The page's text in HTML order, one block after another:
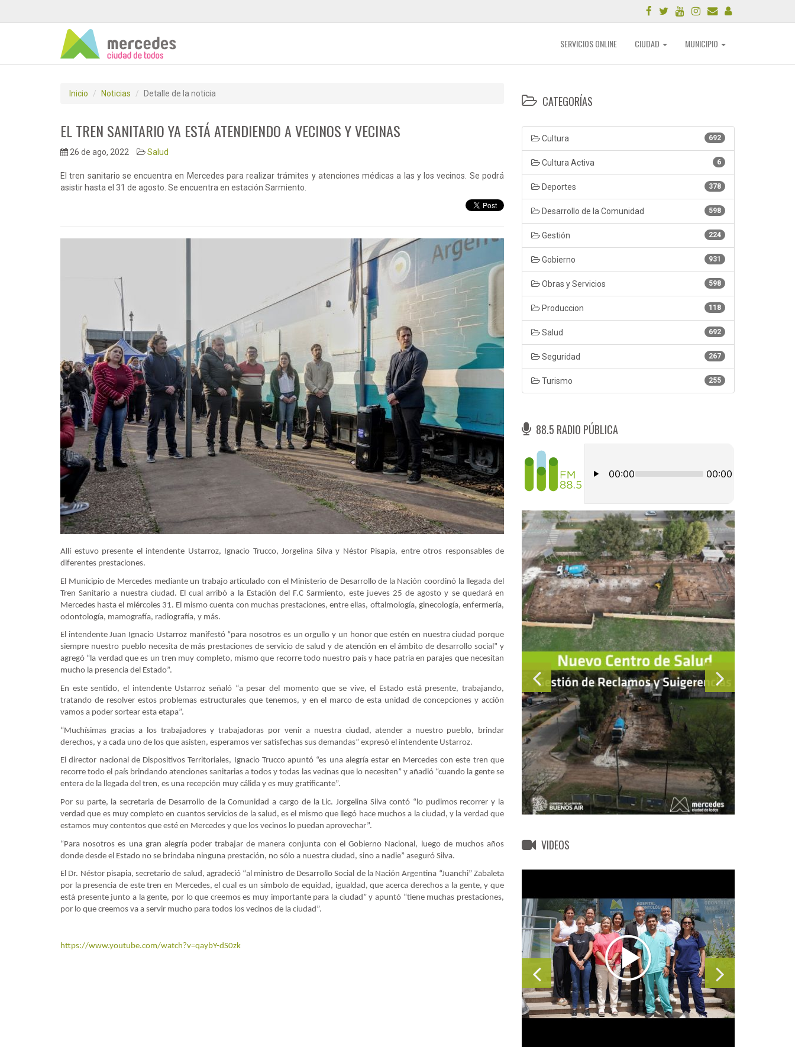
SERVICIOS ONLINE CIUDAD MUNICIPIO
Inicio Noticias Detalle de la noticia
EL TREN SANITARIO YA ESTÁ ATENDIENDO A VECINOS Y VECINAS
26 de ago, 2022 Salud
El tren sanitario se encuentra en Mercedes para realizar trámites y atenciones médicas a las y los vecinos. Se podrá
asistir hasta el 31 de agosto. Se encuentra en estación Sarmiento.
Allí estuvo presente el intendente Ustarroz, Ignacio Trucco, Jorgelina Silva y Néstor Pisapia, entre otros responsables de
diferentes prestaciones.
El Municipio de Mercedes mediante un trabajo articulado con el Ministerio de Desarrollo de la Nación coordinó la llegada del
Tren Sanitario a nuestra ciudad. El cual arribó a la Estación del F.C Sarmiento, este jueves 25 de agosto y se quedará en
Mercedes hasta el miércoles 31. El mismo cuenta con muchas prestaciones, entre ellas, oftalmología, ginecología, enfermería,
odontología, mamografía, radiografía, y más.
El intendente Juan Ignacio Ustarroz manifestó “para nosotros es un orgullo y un honor que estén en nuestra ciudad porque
siempre nuestro pueblo necesita de más prestaciones de servicio de salud y de atención en el ámbito de desarrollo social” y
agregó “la verdad que es un tren muy completo, mismo que recorre todo nuestro país y hace patria en parajes que necesitan
mucho la presencia del Estado”.
En este sentido, el intendente Ustarroz señaló “a pesar del momento que se vive, el Estado está presente, trabajando,
tratando de resolver estos problemas estructurales que tenemos, y en el marco de esta unidad de concepciones y acción
vamos a poder sortear esta etapa”.
“Muchísimas gracias a los trabajadores y trabajadoras por venir a nuestra ciudad, atender a nuestro pueblo, brindar
derechos, y a cada uno de los que asisten, esperamos ver satisfechas sus demandas” expresó el intendente Ustarroz.
El director nacional de Dispositivos Territoriales, Ignacio Trucco apuntó “es una alegría estar en Mercedes con este tren que
recorre todo el país brindando atenciones sanitarias a todos y todas las vecinas que lo necesiten” y añadió “cuando la gente se
entera de la llegada del tren, es una recepción muy cálida y es muy gratificante”.
Por su parte, la secretaria de Desarrollo de la Comunidad a cargo de la Lic. Jorgelina Silva contó “lo pudimos recorrer y la
verdad que es muy completo en cuantos servicios de la salud, es el mismo que llegó hace muchos a la ciudad, y la verdad que
estamos muy contentos que esté en Mercedes y que los vecinos lo puedan aprovechar”.
“Para nosotros es una gran alegría poder trabajar de manera conjunta con el Gobierno Nacional, luego de muchos años
donde desde el Estado no se brindaba ninguna prestación, no sólo a nuestra ciudad, sino a nadie” aseguró Silva.
El Dr. Néstor pisapia, secretario de salud, agradeció “al ministro de Desarrollo Social de la Nación Argentina “Juanchi” Zabaleta
por la presencia de este tren en Mercedes, el cual es un símbolo de equidad, igualdad, que acerca derechos a la gente, y que
está presente junto a la gente, por lo que creemos es muy importante para la ciudad” y apuntó “tiene muchas prestaciones,
por lo que creemos va a servir mucho para todos los vecinos de la ciudad”.
https://www.youtube.com/watch?v=qaybY-dS0zk
CATEGORÍAS
692
Cultura
6
Cultura Activa
378
Deportes
598
Desarrollo de la Comunidad
224
Gestión
931
Gobierno
598
Obras y Servicios
118
Produccion
692
Salud
267
Seguridad
255
Turismo
88.5 RADIO PÚBLICA
VIDEOS